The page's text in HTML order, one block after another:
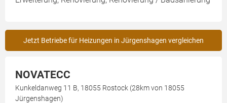
Jetzt Betriebe für Heizungen in Jürgenshagen vergleichen
NOVATECC
Kunkeldanweg 11 B, 18055 Rostock (28km von 18055
Jürgenshagen)